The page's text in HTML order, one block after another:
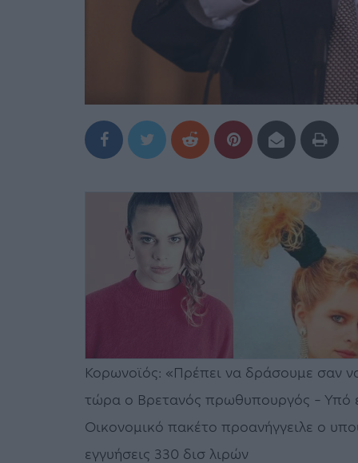
Κορωνοϊός: «Πρέπει να δράσουμε σαν
τώρα ο Βρετανός πρωθυπουργός – Υπό
Οικονομικό πακέτο προανήγγειλε ο
εγγυήσεις 330 δισ λιρών